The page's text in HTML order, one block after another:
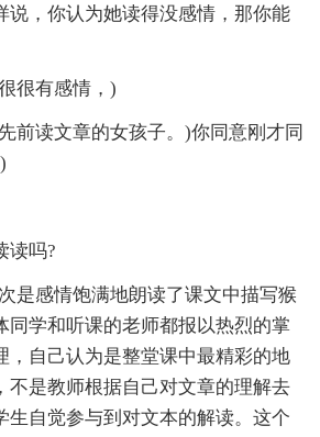
，你认为她读得没感情，那你能
有感情，)
读文章的女孩子。)你同意刚才同
吗?
感情饱满地朗读了课文中描写猴
同学和听课的老师都报以热烈的掌
，自己认为是整堂课中最精彩的地
不是教师根据自己对文章的理解去
生自觉参与到对文本的解读。这个